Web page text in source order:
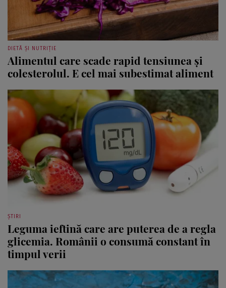
DIETĂ ȘI NUTRIȚIE
Alimentul care scade rapid tensiunea și
colesterolul. E cel mai subestimat aliment
ȘTIRI
Leguma ieftină care are puterea de a regla
glicemia. Românii o consumă constant în
timpul verii